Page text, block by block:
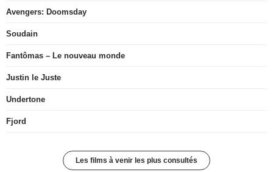
Avengers: Doomsday
Soudain
Fantômas – Le nouveau monde
Justin le Juste
Undertone
Fjord
Les films à venir les plus consultés